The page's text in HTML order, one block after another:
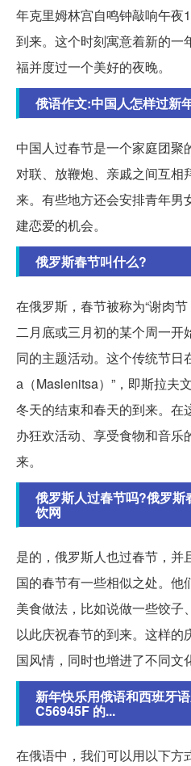
年克里姆林宫自鸣钟敲响午夜
到来。这个时刻寓意着新的一
福并度过一个美好的夜晚。
俄语作文:中国人怎样过新
中国人过春节是一个家庭团聚
对联、放鞭炮、亲戚之间互相
来。有些地方还会安排青年男
建恋爱的机会。
俄罗斯春节叫什么?
在俄罗斯，春节被称为“谢肉
二月底或三月初的某个周一开
同的主题活动。这个传统节日
а（Maslenitsa）”，即斯拉夫
冬天的结束和春天的到来。在
办狂欢活动、享受食物和音乐
来。
俄罗斯人过春节吗?俄罗
饮网
是的，俄罗斯人也过春节，并
国的春节有一些相似之处。他
美食做法，比如说做一些饺子
以此庆祝春节的到来。这样的
国风情，同时也增进了不同文
新年快乐用俄语和西班牙
C56945F 的...
在俄语中，我们可以用以下方